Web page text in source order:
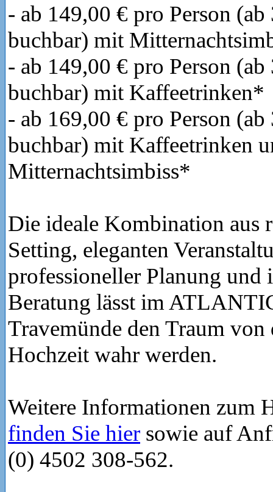
- ab 149,00 € pro Person (ab
buchbar) mit
- ab 149,00 € pro Person (ab
buchbar) mit Kaffeetrinken*
- ab 169,00 € pro Person (ab
buchbar) mit Kaffeetrinken
Mitternachtsimbiss*
Die ideale Kombination aus
Setting, eleganten
professioneller Planung
Beratung lässt im
Travemünde den Traum von
Hochzeit wahr werden.
Weitere Informationen zum
finden Sie hier sowie auf
(0) 4502 308-562.